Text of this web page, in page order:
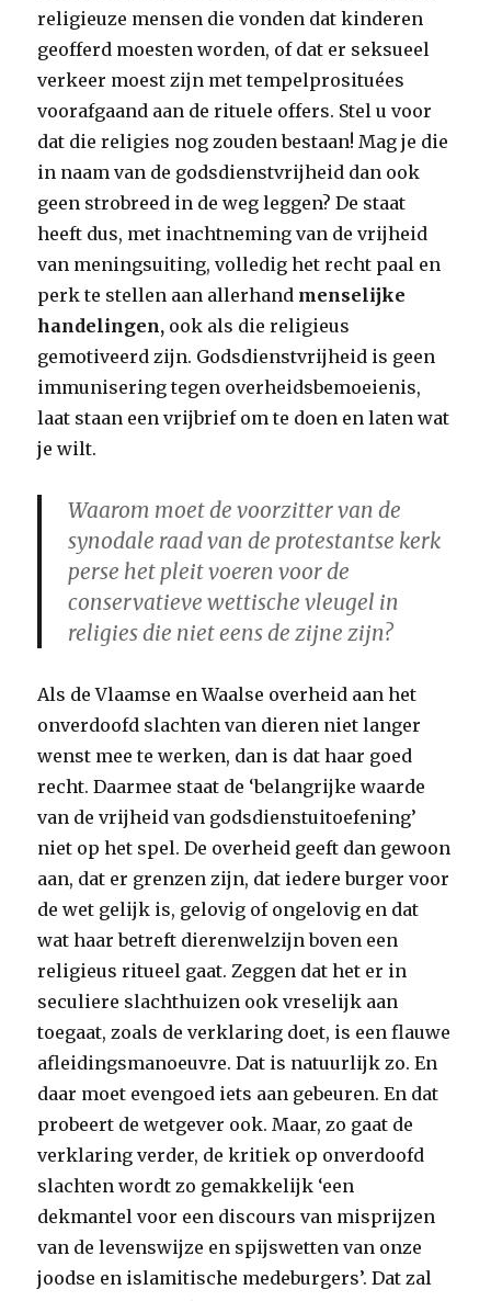
religieuze mensen die vonden dat kinderen
geofferd moesten worden, of dat er seksueel
verkeer moest zijn met tempelprosituées
voorafgaand aan de rituele offers. Stel u voor
dat die religies nog zouden bestaan! Mag je die
in naam van de godsdienstvrijheid dan ook
geen strobreed in de weg leggen? De staat
heeft dus, met inachtneming van de vrijheid
van meningsuiting, volledig het recht paal en
perk te stellen aan allerhand menselijke
handelingen, ook als die religieus
gemotiveerd zijn. Godsdienstvrijheid is geen
immunisering tegen overheidsbemoeienis,
laat staan een vrijbrief om te doen en laten wat
je wilt.
Waarom moet de voorzitter van de
synodale raad van de protestantse kerk
perse het pleit voeren voor de
conservatieve wettische vleugel in
religies die niet eens de zijne zijn?
Als de Vlaamse en Waalse overheid aan het
onverdoofd slachten van dieren niet langer
wenst mee te werken, dan is dat haar goed
recht. Daarmee staat de ‘belangrijke waarde
van de vrijheid van godsdienstuitoefening’
niet op het spel. De overheid geeft dan gewoon
aan, dat er grenzen zijn, dat iedere burger voor
de wet gelijk is, gelovig of ongelovig en dat
wat haar betreft dierenwelzijn boven een
religieus ritueel gaat. Zeggen dat het er in
seculiere slachthuizen ook vreselijk aan
toegaat, zoals de verklaring doet, is een flauwe
afleidingsmanoeuvre. Dat is natuurlijk zo. En
daar moet evengoed iets aan gebeuren. En dat
probeert de wetgever ook. Maar, zo gaat de
verklaring verder, de kritiek op onverdoofd
slachten wordt zo gemakkelijk ‘een
dekmantel voor een discours van misprijzen
van de levenswijze en spijswetten van onze
joodse en islamitische medeburgers’. Dat zal